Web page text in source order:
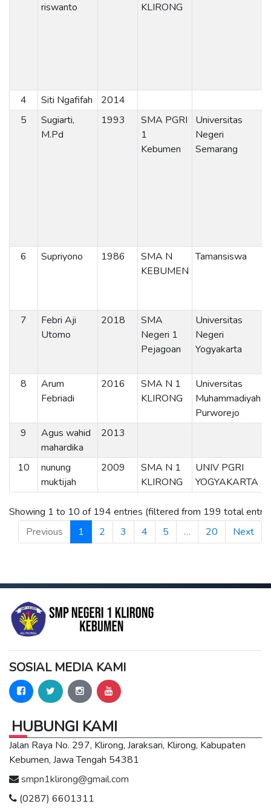
riswanto
KLIRONG
4 Siti Ngafifah
2014
5
Sugiarti,
M.Pd
1993
SMA PGRI
1
Kebumen
Universitas
Negeri
Semarang
6 Supriyono 1986
SMA N
KEBUMEN
Tamansiswa
7
Febri Aji
Utomo
2018
SMA
Negeri 1
Pejagoan
Universitas
Negeri
Yogyakarta
8
Arum
Febriadi
2016
SMA N 1
KLIRONG
Universitas
Muhammadiyah
Purworejo
9
Agus wahid
mahardika
2013
10
nunung
muktijah
2009
SMA N 1
KLIRONG
UNIV PGRI
YOGYAKARTA
Showing 1 to 10 of 194 entries (filtered from 199 total
Previous
1 2 3 4 5 … 20 Next
SOSIAL MEDIA KAMI
HUBUNGI KAMI
Jalan Raya No. 297, Klirong, Jaraksari, Klirong, Kabupaten
Kebumen, Jawa Tengah 54381
smpn1klirong@gmail.com
(0287) 6601311